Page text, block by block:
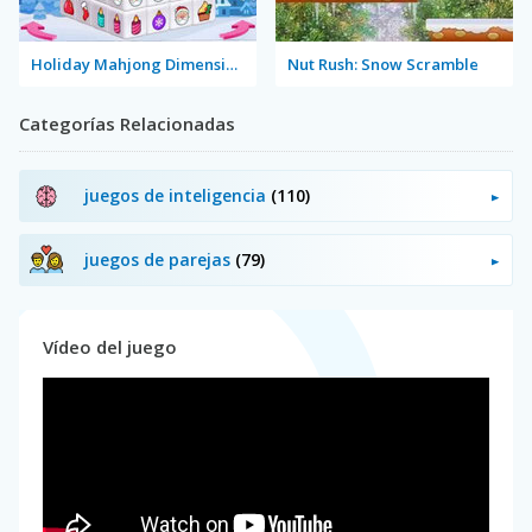
Holiday Mahjong Dimensions Nut Rush: Snow Scramble
Categorías Relacionadas
juegos de inteligencia (110)
juegos de parejas (79)
Vídeo del juego